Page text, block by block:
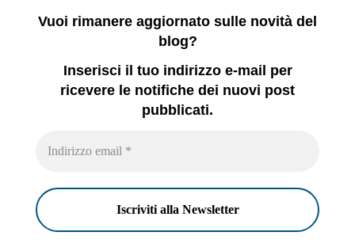
Vuoi rimanere aggiornato sulle novità del
blog?
Inserisci il tuo indirizzo e-mail per
ricevere le notifiche dei nuovi post
pubblicati.